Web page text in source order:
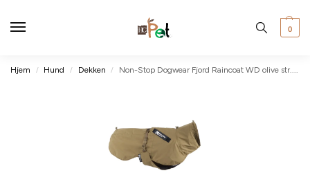
0
Hjem / Hund / Dekken / Non-Stop Dogwear Fjord Raincoat WD olive str. 40